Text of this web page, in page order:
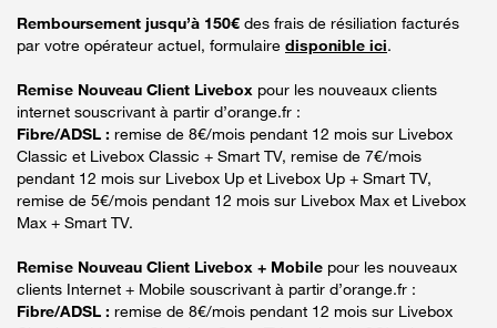
Remboursement jusqu’à 150€ des frais de résiliation facturés
par votre opérateur actuel, formulaire disponible ici.
Remise Nouveau Client Livebox pour les nouveaux clients
internet souscrivant à partir d’orange.fr :
Fibre/ADSL : remise de 8€/mois pendant 12 mois sur Livebox
Classic et Livebox Classic + Smart TV, remise de 7€/mois
pendant 12 mois sur Livebox Up et Livebox Up + Smart TV,
remise de 5€/mois pendant 12 mois sur Livebox Max et Livebox
Max + Smart TV.
Remise Nouveau Client Livebox + Mobile pour les nouveaux
clients Internet + Mobile souscrivant à partir d’orange.fr :
Fibre/ADSL : remise de 8€/mois pendant 12 mois sur Livebox